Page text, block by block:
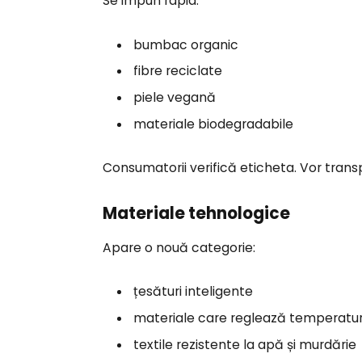
bumbac organic
fibre reciclate
piele vegană
materiale biodegradabile
Consumatorii verifică eticheta. Vor
Materiale tehnologice
Apare o nouă categorie:
țesături inteligente
materiale care reglează
textile rezistente la apă și murdărie